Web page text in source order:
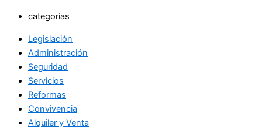
categorias
Legislación
Administración
Seguridad
Servicios
Reformas
Convivencia
Alquiler y Venta